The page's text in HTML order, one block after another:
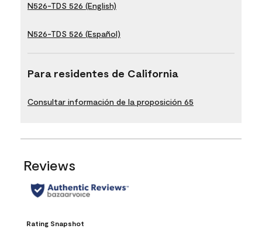
N526-TDS 526 (English)
N526-TDS 526 (Español)
Para residentes de California
Consultar información de la proposición 65
Reviews
Rating Snapshot